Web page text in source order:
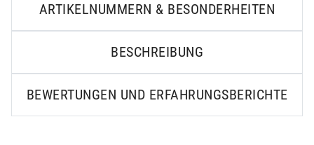
ARTIKELNUMMERN & BESONDERHEITEN
BESCHREIBUNG
BEWERTUNGEN UND ERFAHRUNGSBERICHTE